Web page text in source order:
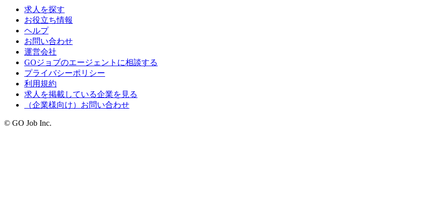
求人を探す
お役立ち情報
ヘルプ
お問い合わせ
運営会社
GOジョブのエージェントに相談する
プライバシーポリシー
利用規約
求人を掲載している企業を見る
（企業様向け）お問い合わせ
© GO Job Inc.